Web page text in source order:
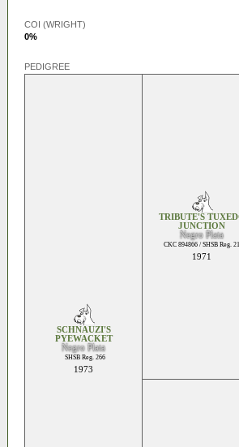
COI (WRIGHT)
0%
PEDIGREE
SCHNAUZI'S
PYEWACKET
Negro Plata
SHSB Reg. 266
1973
TRIBUTE'S
JUNCTION
Negro Plata
CKC 894866 / SHSB Reg.
1971